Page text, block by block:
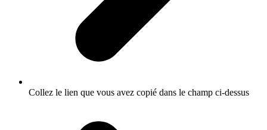
Collez le lien que vous avez copié dans le champ ci-dessus